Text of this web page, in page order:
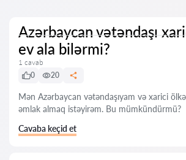
Azərbaycan vətəndaşı
ev ala bilərmi?
1 cavab
0
20
Mən Azərbaycan vətəndaşıyam və xarici
əmlak almaq istəyirəm. Bu mümkündürmü?
Cavaba keçid et